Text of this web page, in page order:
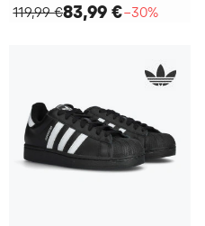
119,99 €83,99 €−30%